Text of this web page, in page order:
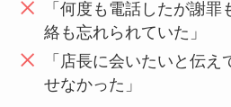
「何度も電話したが謝
絡も忘れられていた」
「店長に会いたいと伝
せなかった」